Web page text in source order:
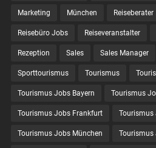
Marketing München Reiseberater
Reisebüro Jobs Reiseveranstalter
Rezeption Sales Sales Manager
Sporttourismus Tourismus
Tourismus Jobs Bayern Tourismus
Tourismus Jobs Frankfurt Tourismus
Tourismus Jobs München Tourismus